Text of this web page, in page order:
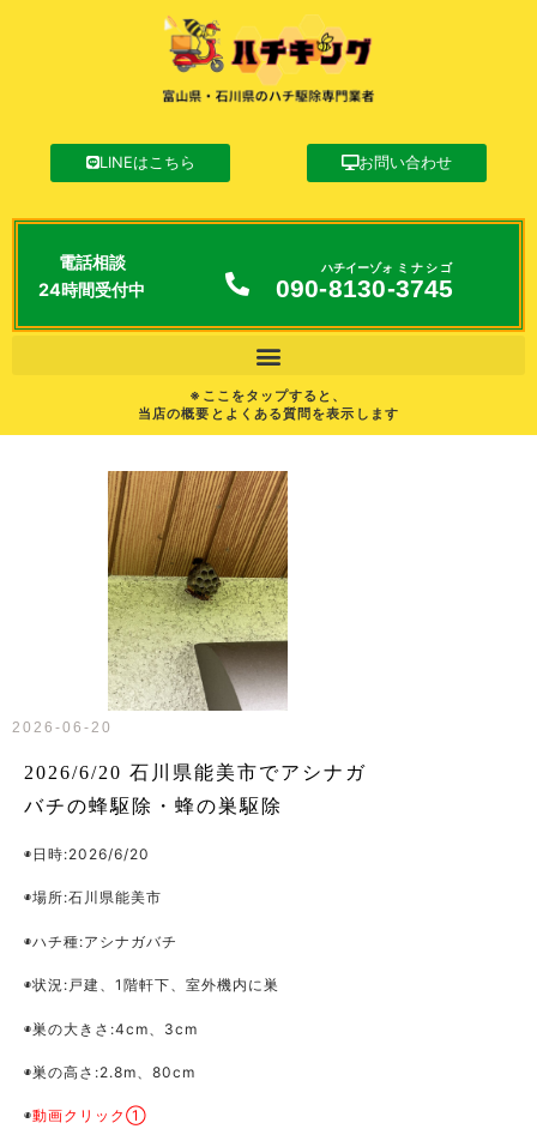
LINEはこちら お問い合わせ
電話相談
24時間受付中
090-8130
ハチイーゾォ
-3745
ミナシゴ
※ここをタップすると、
当店の概要とよくある質問を表示します
2026-06-20
2026/6/20 石川県能美市でアシナガ
バチの蜂駆除・蜂の巣駆除
◉日時:2026/6/20
◉場所:石川県能美市
◉ハチ種:アシナガバチ
◉状況:戸建、1階軒下、室外機内に巣
◉巣の大きさ:4cm、3cm
◉巣の高さ:2.8m、80cm
◉動画クリック①